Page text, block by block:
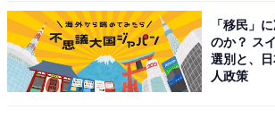
「移民」
のか？ ス
選別と、
人政策